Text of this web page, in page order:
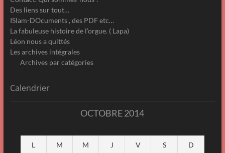
Des liens sur tout…
ISlam-DOcuments , des PDF etc…
La fabuleuse histoire de l’orgue. ( Lapa)
Léon nous a quittés
Les archives intégrales
Archives par catégories
Calendrier
OCTOBRE 2014
L M M J V S D